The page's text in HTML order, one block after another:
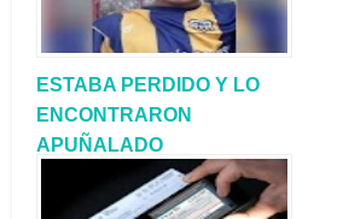
ESTABA PERDIDO Y LO
ENCONTRARON
APUÑALADO